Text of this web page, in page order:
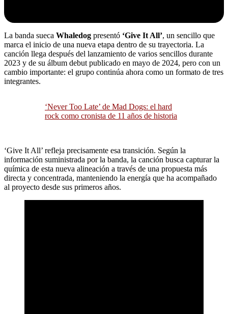
La banda sueca Whaledog presentó ‘Give It All’, un sencillo que
marca el inicio de una nueva etapa dentro de su trayectoria. La
canción llega después del lanzamiento de varios sencillos durante
2023 y de su álbum debut publicado en mayo de 2024, pero con un
cambio importante: el grupo continúa ahora como un formato de tres
integrantes.
‘Never Too Late’ de Mad Dogs: el hard
rock como cronista de 11 años de historia
‘Give It All’ refleja precisamente esa transición. Según la
información suministrada por la banda, la canción busca capturar la
química de esta nueva alineación a través de una propuesta más
directa y concentrada, manteniendo la energía que ha acompañado
al proyecto desde sus primeros años.